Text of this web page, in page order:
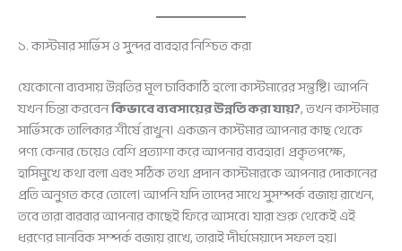
১. কাস্টমার সার্ভিস ও সুন্দর ব্যবহার নিশ্চিত করা
যেকোনো ব্যবসায় উন্নতির মূল চাবিকাঠি হলো কাস্টমারের সন্তুষ্টি। আপনি
যখন চিন্তা করবেনকিভাবে ব্যবসায়ের উন্নতি করা যায়?, তখন কাস্টমার
সার্ভিসকে তালিকার শীর্ষে রাখুন। একজন কাস্টমার আপনার কাছ থেকে
পণ্য কেনার চেয়েও বেশি প্রত্যাশা করে আপনার ব্যবহার। প্রকৃতপক্ষে,
হাসিমুখে কথা বলা এবং সঠিক তথ্য প্রদান কাস্টমারকে আপনার দোকানের
প্রতি অনুগত করে তোলে। আপনি যদি তাদের সাথে সুসম্পর্ক বজায় রাখেন,
তবে তারা বারবার আপনার কাছেই ফিরে আসবে। যারা শুরু থেকেই এই
ধরণের মানবিক সম্পর্ক বজায় রাখে, তারাই দীর্ঘমেয়াদে সফল হয়।